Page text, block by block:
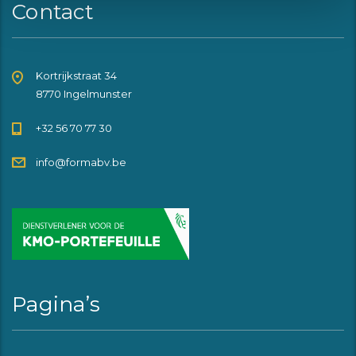
Contact
Kortrijkstraat 34
8770 Ingelmunster
+32 56 70 77 30
info@formabv.be
Pagina’s